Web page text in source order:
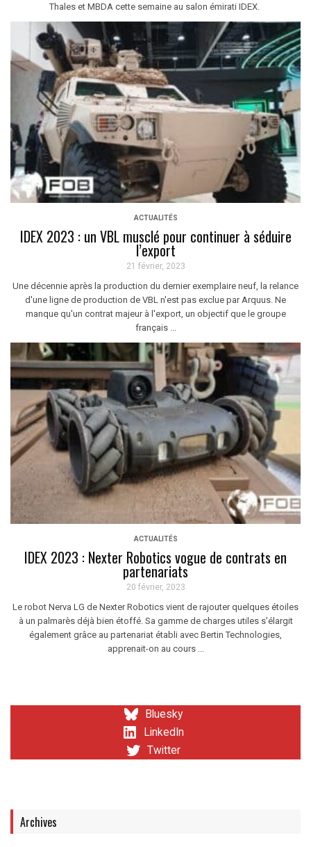
Thales et MBDA cette semaine au salon émirati IDEX.
ACTUALITÉS
IDEX 2023 : un VBL musclé pour continuer à séduire
l’export
21 février, 2023
Une décennie après la production du dernier exemplaire neuf, la relance
d'une ligne de production de VBL n'est pas exclue par Arquus. Ne
manque qu'un contrat majeur à l'export, un objectif que le groupe
français ...
ACTUALITÉS
IDEX 2023 : Nexter Robotics vogue de contrats en
partenariats
20 février, 2023
Le robot Nerva LG de Nexter Robotics vient de rajouter quelques étoiles
à un palmarès déjà bien étoffé. Sa gamme de charges utiles s'élargit
également grâce au partenariat établi avec Bertin Technologies,
apprenait-on au cours ...
Bluesky
LinkedIn
Twitter
Archives